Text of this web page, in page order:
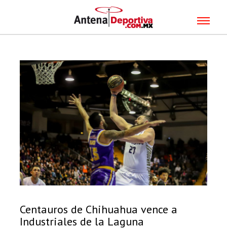
Centauros de Chihuahua vence a
Industriales de la Laguna